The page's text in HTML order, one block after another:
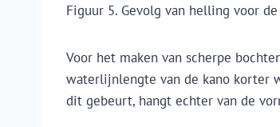
Figuur 5. Gevolg van helling voor
Voor het maken van scherpe
waterlijnlengte van de kano korter
dit gebeurt, hangt echter van de